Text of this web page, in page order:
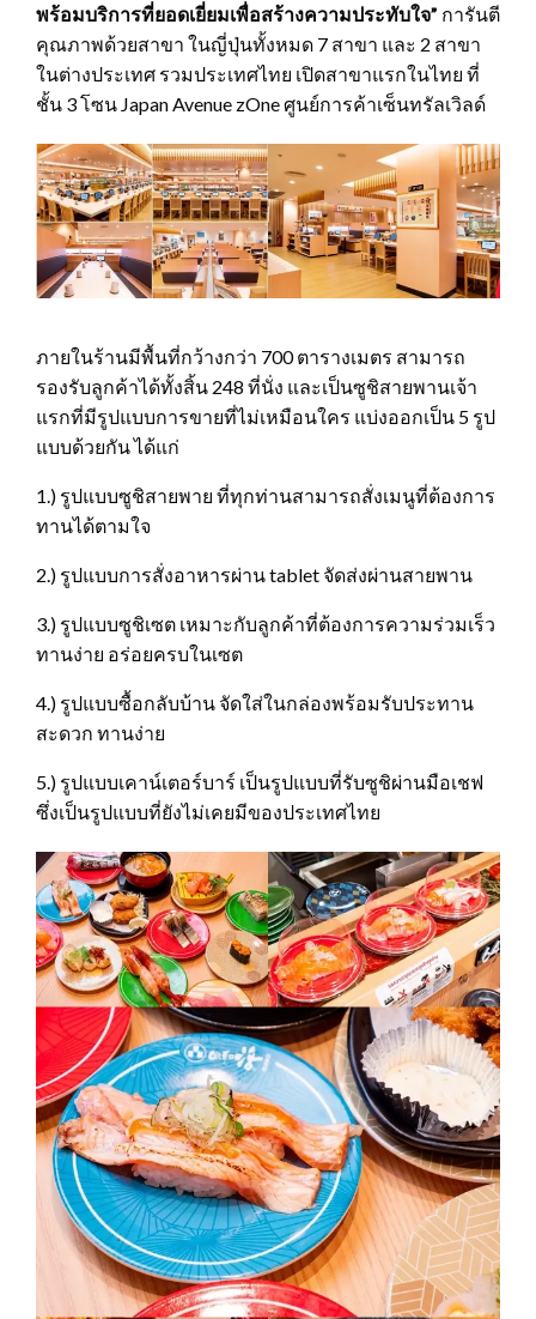
พร้อมบริการที่ยอดเยี่ยมเพื่อสร้างความประทับใจ” การันตี
คุณภาพด้วยสาขา ในญี่ปุ่นทั้งหมด 7 สาขา และ 2 สาขา
ในต่างประเทศ รวมประเทศไทย เปิดสาขาแรกในไทย ที่
ชั้น 3 โซน Japan Avenue zOne ศูนย์การค้าเซ็นทรัลเวิลด์
ภายในร้านมีพื้นที่กว้างกว่า 700 ตารางเมตร สามารถ
รองรับลูกค้าได้ทั้งสิ้น 248 ที่นั่ง และเป็นซูชิสายพานเจ้า
แรกที่มีรูปแบบการขายที่ไม่เหมือนใคร แบ่งออกเป็น 5 รูป
แบบด้วยกัน ได้แก่
1.) รูปแบบซูชิสายพาย ที่ทุกท่านสามารถสั่งเมนูที่ต้องการ
ทานได้ตามใจ
2.) รูปแบบการสั่งอาหารผ่าน tablet จัดส่งผ่านสายพาน
3.) รูปแบบซูชิเซต เหมาะกับลูกค้าที่ต้องการความร่วมเร็ว
ทานง่าย อร่อยครบในเซต
4.) รูปแบบซื้อกลับบ้าน จัดใส่ในกล่องพร้อมรับประทาน
สะดวก ทานง่าย
5.) รูปแบบเคาน์เตอร์บาร์ เป็นรูปแบบที่รับซูชิผ่านมือเชฟ
ซึ่งเป็นรูปแบบที่ยังไม่เคยมีของประเทศไทย